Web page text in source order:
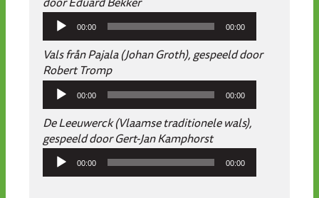
Audiospeler
00:00 00:00
Vals från Pajala (Johan Groth), gespeeld door
Robert Tromp
Audiospeler
00:00 00:00
De Leeuwerck (Vlaamse traditionele wals),
gespeeld door Gert-Jan Kamphorst
Audiospeler
00:00 00:00